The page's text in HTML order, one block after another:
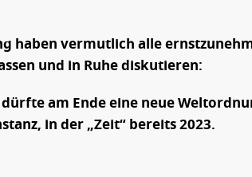
vermutlich alle
und in Ruhe diskutieren:
am Ende eine neue
in der „Zeit“ bereits 2023.